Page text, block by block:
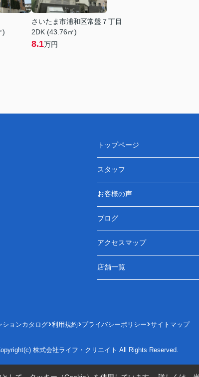
)
さいたま市浦和区常盤７丁目
2DK (43.76㎡)
8.1万円
トップページ
スタッフ
お客様の声
ブログ
アクセスマップ
店舗一覧
ションカタログ 利用規約 プライバシーポリシー サイトマップ
株式会社ライフ・クリエイト All Rights Reserved.